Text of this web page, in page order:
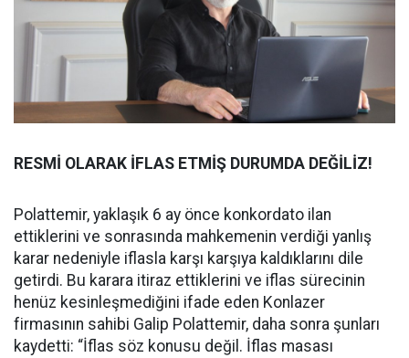
RESMİ OLARAK İFLAS ETMİŞ DURUMDA DEĞİLİZ!
Polattemir, yaklaşık 6 ay önce konkordato ilan
ettiklerini ve sonrasında mahkemenin verdiği yanlış
karar nedeniyle iflasla karşı karşıya kaldıklarını dile
getirdi. Bu karara itiraz ettiklerini ve iflas sürecinin
henüz kesinleşmediğini ifade eden Konlazer
firmasının sahibi Galip Polattemir, daha sonra şunları
kaydetti: “İflas söz konusu değil. İflas masası